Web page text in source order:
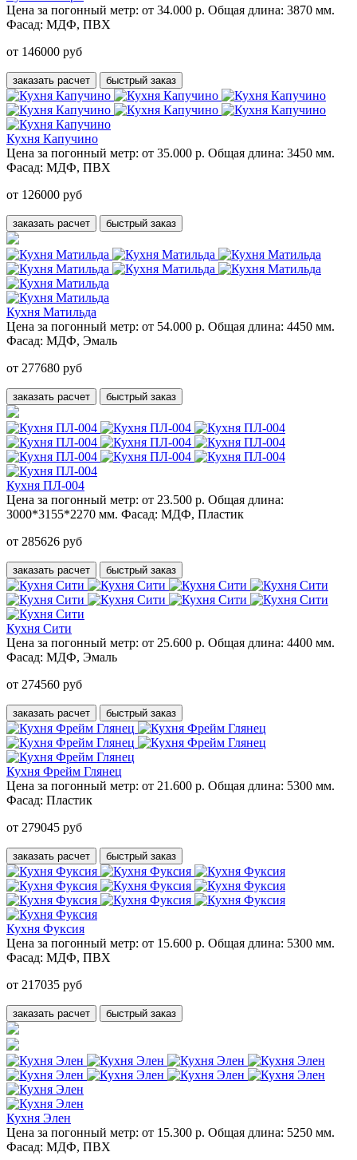
Цена за погонный метр: от 34.000 р. Общая длина: 3870 мм.
Фасад: МДФ, ПВХ
от 146000 руб
заказать расчет быстрый заказ
Кухня Капучино
Цена за погонный метр: от 35.000 р. Общая длина: 3450 мм.
Фасад: МДФ, ПВХ
от 126000 руб
заказать расчет быстрый заказ
Кухня Матильда
Цена за погонный метр: от 54.000 р. Общая длина: 4450 мм.
Фасад: МДФ, Эмаль
от 277680 руб
заказать расчет быстрый заказ
Кухня ПЛ-004
Цена за погонный метр: от 23.500 р. Общая длина:
3000*3155*2270 мм. Фасад: МДФ, Пластик
от 285626 руб
заказать расчет быстрый заказ
Кухня Сити
Цена за погонный метр: от 25.600 р. Общая длина: 4400 мм.
Фасад: МДФ, Эмаль
от 274560 руб
заказать расчет быстрый заказ
Кухня Фрейм Глянец
Цена за погонный метр: от 21.600 р. Общая длина: 5300 мм.
Фасад: Пластик
от 279045 руб
заказать расчет быстрый заказ
Кухня Фуксия
Цена за погонный метр: от 15.600 р. Общая длина: 5300 мм.
Фасад: МДФ, ПВХ
от 217035 руб
заказать расчет быстрый заказ
Кухня Элен
Цена за погонный метр: от 15.300 р. Общая длина: 5250 мм.
Фасад: МДФ, ПВХ